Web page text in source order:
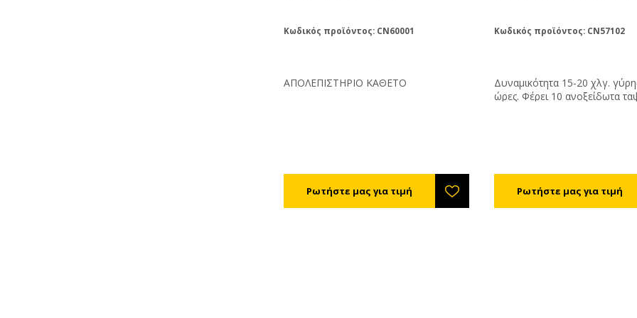
Κωδικός προϊόντος: CN60001
ΑΠΟΛΕΠΙΣΤΗΡΙΟ ΚΑΘΕΤΟ
Κωδικός προϊόντος: CN57102
Δυναμικότητα 15-20 χλγ.
ώρες. Φέρει 10 ανοξείδωτα
μέσα σε δοχεία. Διαστάσεις
61*42*87cm,